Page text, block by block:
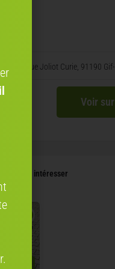
3 Rue Joliot Curie, 91190
Voir
vous intéresser